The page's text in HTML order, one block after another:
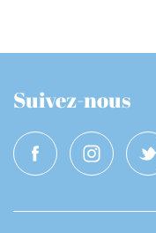
Suivez-nous